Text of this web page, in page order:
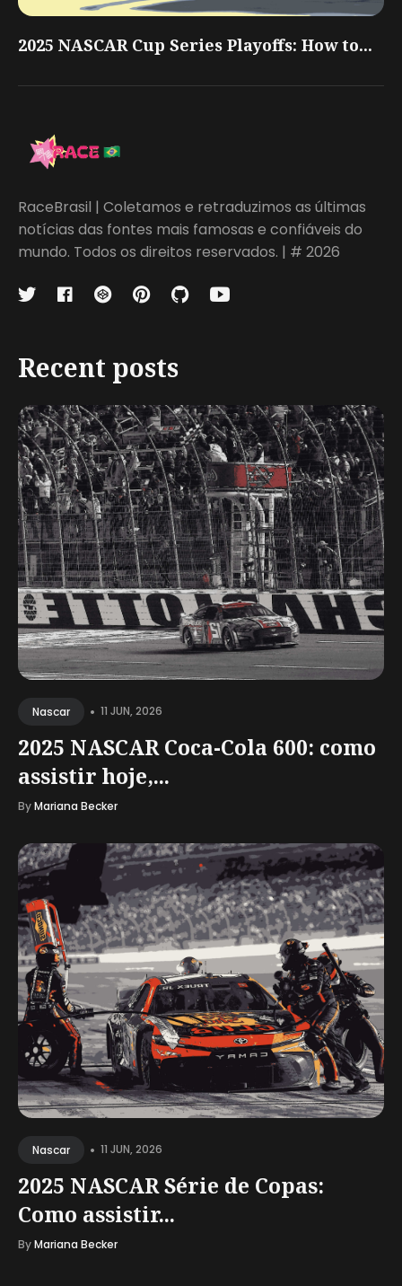
2025 NASCAR Cup Series Playoffs: How to...
RaceBrasil | Coletamos e retraduzimos as últimas
notícias das fontes mais famosas e confiáveis do
mundo. Todos os direitos reservados. | # 2026
Recent posts
Nascar • 11 JUN, 2026
2025 NASCAR Coca-Cola 600: como
assistir hoje,...
ByMariana Becker
Nascar • 11 JUN, 2026
2025 NASCAR Série de Copas:
Como assistir...
ByMariana Becker